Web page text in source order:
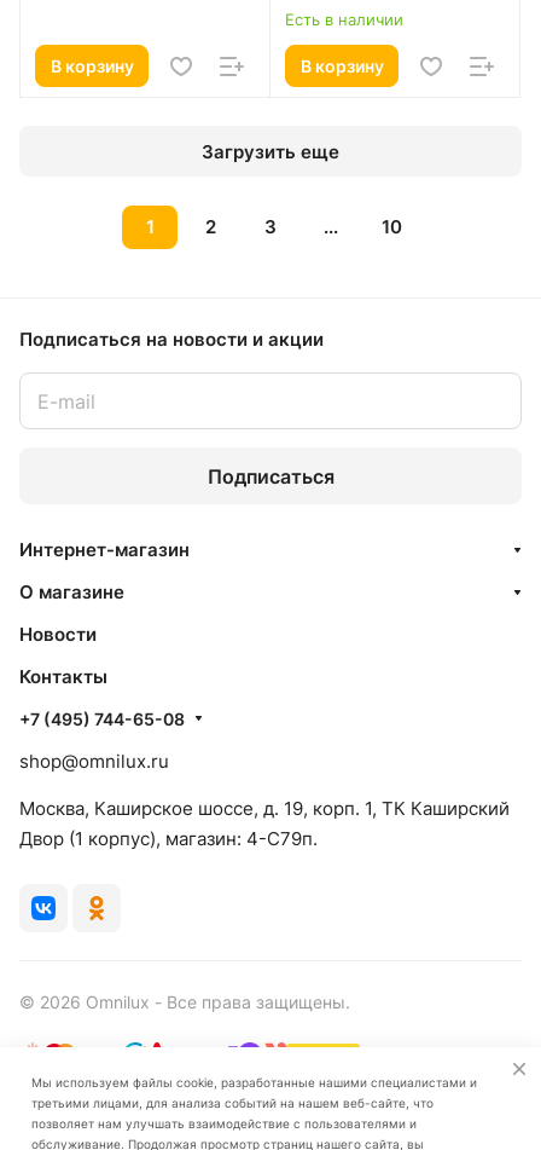
В корзину
Есть в наличии
В корзину
Загрузить еще
1 2 3 ... 10
Подписаться на новости и акции
Подписаться
Интернет-магазин
О магазине
Новости
Контакты
+7 (495) 744-65-08
shop@omnilux.ru
Москва, Каширское шоссе, д. 19, корп. 1, ТК Каширский
Двор (1 корпус), магазин: 4-C79п.
© 2026 Omnilux - Все права защищены.
Конфиденциальность Оферта
Мы используем файлы cookie, разработанные нашими специалистами и
третьими лицами, для анализа событий на нашем веб-сайте, что
позволяет нам улучшать взаимодействие с пользователями и
обслуживание. Продолжая просмотр страниц нашего сайта, вы